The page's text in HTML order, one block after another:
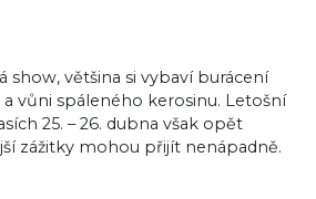
show, většina si vybaví burácení
vůni spáleného kerosinu. Letošní
25. – 26. dubna však opět
zážitky mohou přijít nenápadně.